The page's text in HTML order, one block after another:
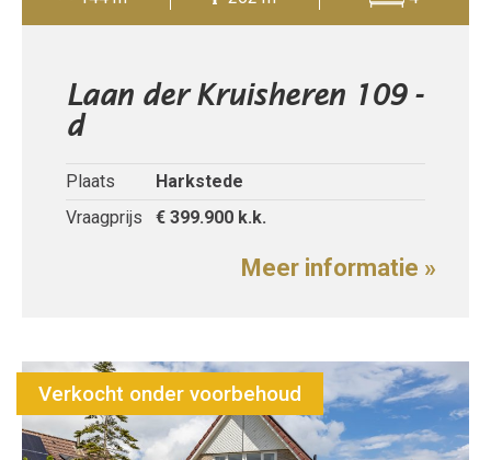
Laan der Kruisheren 109 -
d
Plaats
Harkstede
Vraagprijs
€ 399.900 k.k.
Meer informatie »
Verkocht onder voorbehoud